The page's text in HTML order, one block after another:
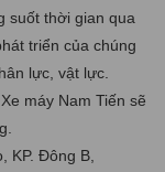
suốt thời gian qua
triển của chúng
lực, vật lực.
máy Nam Tiến sẽ
KP. Đông B,